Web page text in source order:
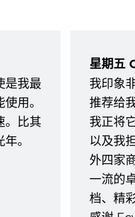
是我最
用。
。比其
。
星期五
我印象
推荐给
我正将
以及我
外四家
一流的
档、精